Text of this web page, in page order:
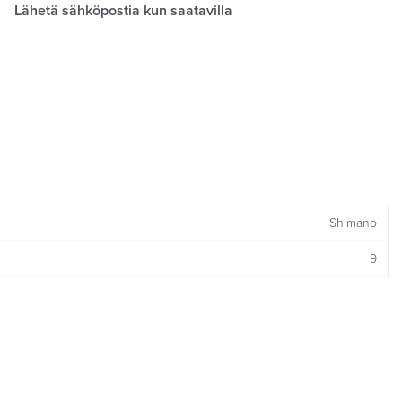
Lähetä sähköpostia kun saatavilla
Shimano
9